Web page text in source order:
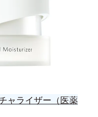
ャライザー（医薬